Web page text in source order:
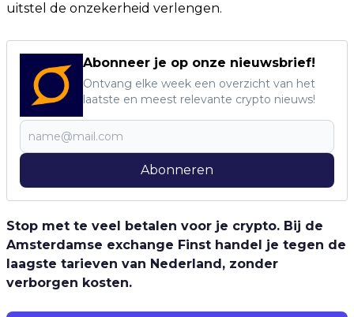
uitstel de onzekerheid verlengen.
Abonneer je op onze nieuwsbrief!
Ontvang elke week een overzicht van het
laatste en meest relevante crypto nieuws!
Abonneren
Stop met te veel betalen voor je crypto. Bij de
Amsterdamse exchange Finst handel je tegen de
laagste tarieven van Nederland, zonder
verborgen kosten.